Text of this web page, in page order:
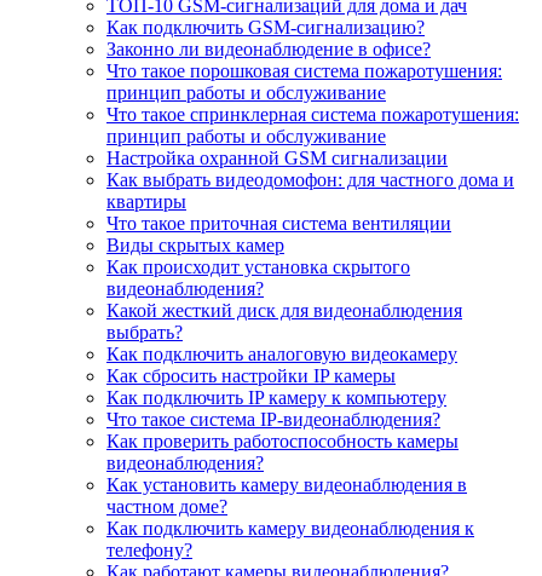
ТОП-10 GSM-сигнализаций для дома и дач
Как подключить GSM-сигнализацию?
Законно ли видеонаблюдение в офисе?
Что такое порошковая система пожаротушения:
принцип работы и обслуживание
Что такое спринклерная система пожаротушения:
принцип работы и обслуживание
Настройка охранной GSM сигнализации
Как выбрать видеодомофон: для частного дома и
квартиры
Что такое приточная система вентиляции
Виды скрытых камер
Как происходит установка скрытого
видеонаблюдения?
Какой жесткий диск для видеонаблюдения
выбрать?
Как подключить аналоговую видеокамеру
Как сбросить настройки IP камеры
Как подключить IP камеру к компьютеру
Что такое система IP-видеонаблюдения?
Как проверить работоспособность камеры
видеонаблюдения?
Как установить камеру видеонаблюдения в
частном доме?
Как подключить камеру видеонаблюдения к
телефону?
Как работают камеры видеонаблюдения?